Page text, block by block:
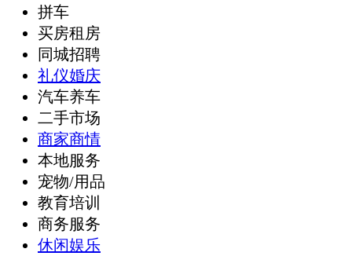
拼车
买房租房
同城招聘
礼仪婚庆
汽车养车
二手市场
商家商情
本地服务
宠物/用品
教育培训
商务服务
休闲娱乐